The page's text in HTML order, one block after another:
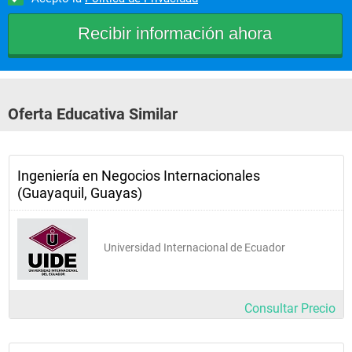
90%estantes por empresas extranjeras.
Oferta Educativa Similar
Ingeniería en Negocios Internacionales
(Guayaquil, Guayas)
Universidad Internacional de Ecuador
Consultar Precio